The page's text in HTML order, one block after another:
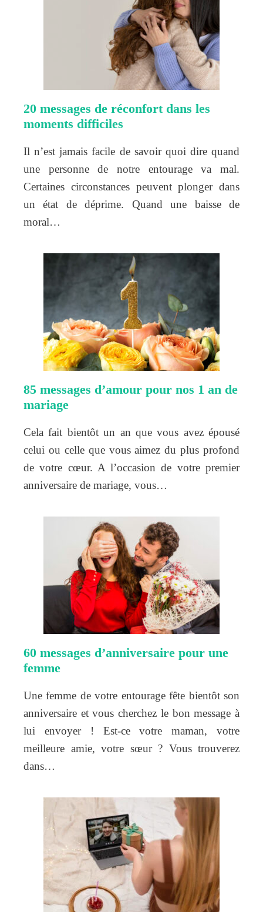
20 messages de réconfort dans les
moments difficiles
Il n’est jamais facile de savoir quoi dire quand
une personne de notre entourage va mal.
Certaines circonstances peuvent plonger dans
un état de déprime. Quand une baisse de
moral…
85 messages d’amour pour nos 1 an de
mariage
Cela fait bientôt un an que vous avez épousé
celui ou celle que vous aimez du plus profond
de votre cœur. A l’occasion de votre premier
anniversaire de mariage, vous…
60 messages d’anniversaire pour une
femme
Une femme de votre entourage fête bientôt son
anniversaire et vous cherchez le bon message à
lui envoyer ! Est-ce votre maman, votre
meilleure amie, votre sœur ? Vous trouverez
dans…